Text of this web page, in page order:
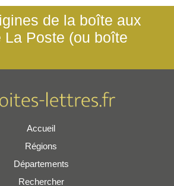
de la boîte aux
La Poste (ou boîte
Accueil
Régions
Départements
Rechercher